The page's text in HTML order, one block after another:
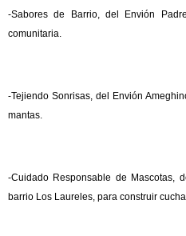
-Sabores de Barrio, del Envión
comunitaria.
-Tejiendo Sonrisas, del Envión
mantas.
-Cuidado Responsable de Mascotas,
barrio Los Laureles, para construir